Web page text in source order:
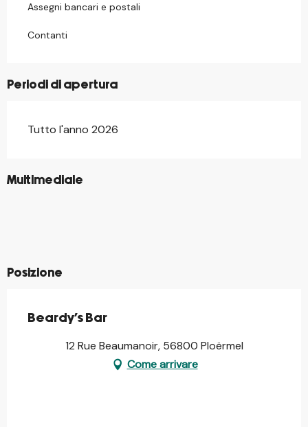
Assegni bancari e postali
Contanti
Periodi di apertura
Tutto l'anno 2026
Multimediale
©
©
Posizione
Beardy's Bar
12 Rue Beaumanoir, 56800 Ploërmel
Come arrivare